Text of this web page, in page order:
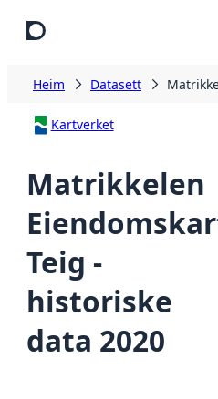
Heim Datasett
Kartverket
Matrikkelen
Teig -
historiske
data 2020